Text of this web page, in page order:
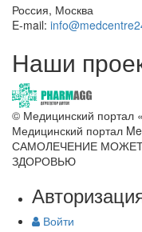
Россия, Москва
E-mail:
Наши
© Медицинский портал
Медицинский портал
САМОЛЕЧЕНИЕ
ЗДОРОВЬЮ
Войти